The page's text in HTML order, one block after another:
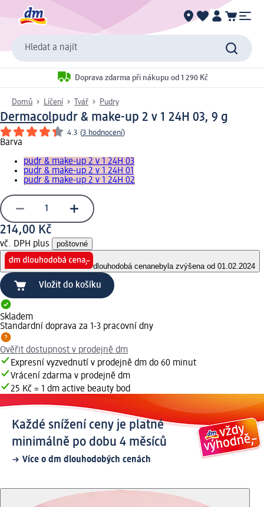
Hledat a najít
Doprava zdarma při nákupu od 1 290 Kč
Domů Líčení Tvář Pudry
Dermacolpudr & make-up 2 v 1 24H 03, 9 g
4.3 (3 hodnocení)
Barva
pudr & make-up 2 v 1 24H 03
pudr & make-up 2 v 1 24H 01
pudr & make-up 2 v 1 24H 02
214,00 Kč
vč. DPH plus poštovné
dlouhodobá cenanebyla zvýšena od 01.02.2024
Vložit do košíku
Skladem
Standardní doprava za 1-3 pracovní dny
Ověřit dostupnost v prodejně dm
Expresní vyzvednutí v prodejně dm do 60 minut
Vrácení zdarma v prodejně dm
25 Kč = 1 dm active beauty bod
Každé snížení ceny je platné
minimálně po dobu 4 měsíců
Více o dm dlouhodobých cenách